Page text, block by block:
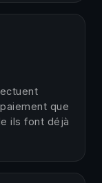
que
ils font déjà